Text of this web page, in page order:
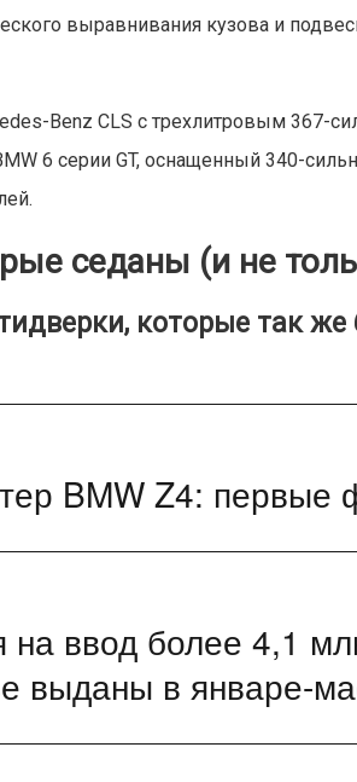
выравнивания кузова и
Benz CLS с трехлитровым 367-
6 серии GT, оснащенный 340-
седаны (и не
которые так
BMW Z4: первые
на ввод более 4,1
выданы в январе-